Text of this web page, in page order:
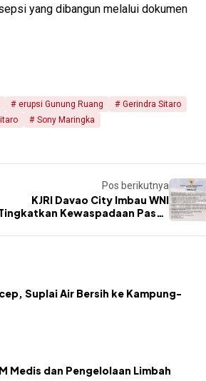
yang dibangun melalui dokumen
erupsi Gunung Ruang
Gerindra Sitaro
Sony Maringka
Pos berikutnya
KJRI Davao City Imbau WNI
Kewaspadaan Pasca
Suplai Air Bersih ke Kampung-
Medis dan Pengelolaan Limbah